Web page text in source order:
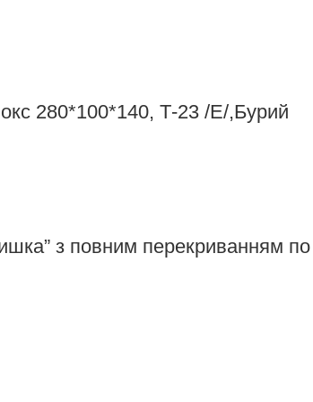
280*100*140, Т-23 /Е/,Бурий
з повним перекриванням